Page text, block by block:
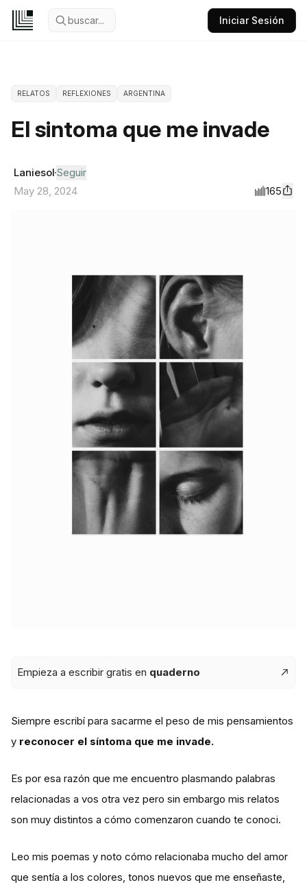
buscar... Iniciar Sesión
RELATOS REFLEXIONES ARGENTINA
El sintoma que me invade
Laniesol Seguir
May 28, 2024
165
Empieza a escribir gratis en quaderno
Siempre escribí para sacarme el peso de mis pensamientos
y reconocer el síntoma que me invade.
Es por esa razón que me encuentro plasmando palabras
relacionadas a vos otra vez pero sin embargo mis relatos
son muy distintos a cómo comenzaron cuando te conoci.
Leo mis poemas y noto cómo relacionaba mucho del amor
que sentía a los colores, tonos nuevos que me enseñaste,